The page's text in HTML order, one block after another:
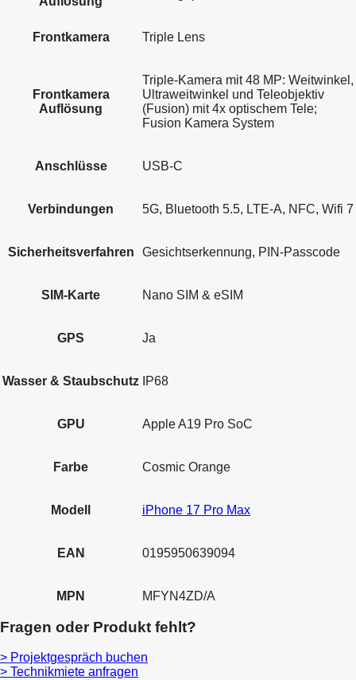
Frontkamera Triple Lens
Frontkamera
Auflösung
Triple-Kamera mit 48 MP: Weitwinkel,
Ultraweitwinkel und Teleobjektiv
(Fusion) mit 4x optischem Tele;
Fusion Kamera System
Anschlüsse USB-C
Verbindungen 5G, Bluetooth 5.5, LTE-A, NFC, Wifi 7
Sicherheitsverfahren Gesichtserkennung, PIN-Passcode
SIM-Karte Nano SIM & eSIM
GPS Ja
Wasser & Staubschutz IP68
GPU Apple A19 Pro SoC
Farbe Cosmic Orange
Modell iPhone 17 Pro Max
EAN 0195950639094
MPN MFYN4ZD/A
Fragen oder Produkt fehlt?
> Projektgespräch buchen
> Technikmiete anfragen